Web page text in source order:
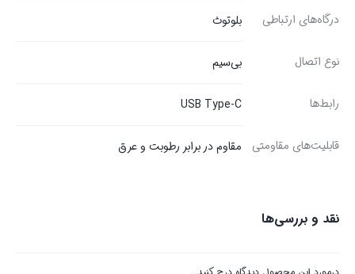
درگاه‌های ارتباطی بلوتوث
نوع اتصال بی‌سیم
رابط‌ها USB Type-C
قابلیت‌های مقاومتی مقاوم در برابر رطوبت و عرق
نقد و بررسی‌ها